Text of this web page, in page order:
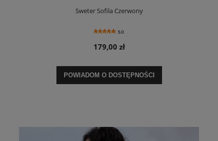
Sweter Sofila Czerwony
5.0
179,00 zł
POWIADOM O DOSTĘPNOŚCI